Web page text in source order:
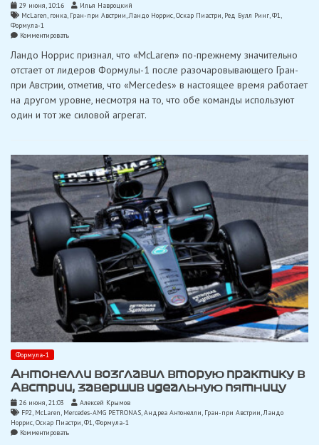
29 июня, 10:16
Илья Навроцкий
McLaren, гонка, Гран-при Австрии,Ландо Норрис,Оскар Пиастри, Ред Булл Ринг,Ф1
Формула-1
Комментироватьon
сильно
резкий
вердикт
после
Гран-
Ландо Норрис признал, что «McLaren» по-прежнему значительно
отстает от лидеров Формулы-1 после разочаровывающего Гран-
при Австрии, отметив, что «Mercedes» в настоящее время работает
на другом уровне, несмотря на то, что обе команды используют
один и тот же силовой агрегат.
Формула-1
Антонелли возглавил вторую практику в
Австрии, завершив идеальную пятницу
26 июня, 21:03
Алексей Крымов
FP2, McLaren, Mercedes-AMG PETRONAS,Андреа Антонелли, Гран-при Австрии,Ландо
Норрис,Оскар Пиастри,Ф1,Формула-1
Комментироватьon